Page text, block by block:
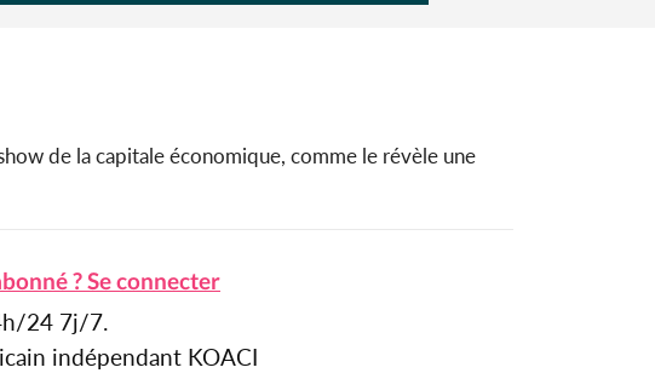
de la capitale économique, comme le révèle une
? Se connecter
24 7j/7.
indépendant KOACI